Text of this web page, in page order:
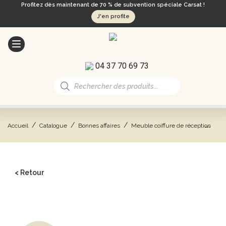
Profitez dès maintenant de 70 % de subvention spéciale Carsat !
J'en profite
04 37 70 69 73
Recherche
de
Accueil / Catalogue / Bonnes affaires / Meuble coiffure de réception
< Retour